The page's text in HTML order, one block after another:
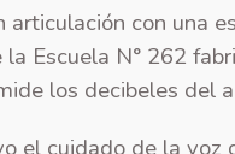
con una
Escuela N° 262
los decibeles del